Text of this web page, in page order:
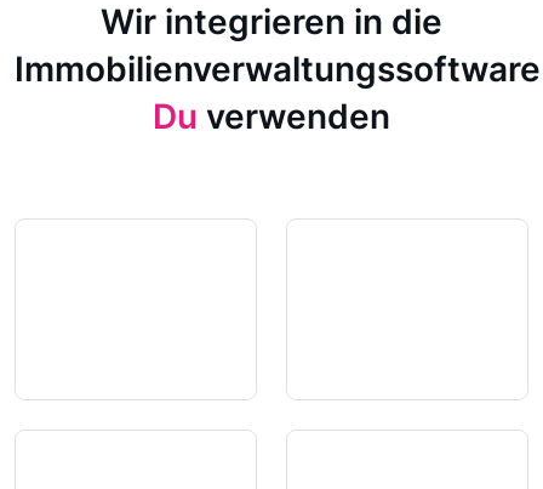
Wir integrieren in die
Immobilienverwaltungssoftware
Du verwenden